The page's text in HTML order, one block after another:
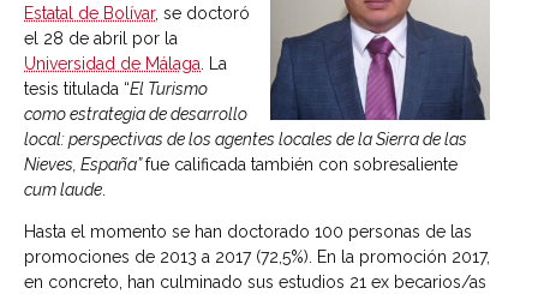
Estatal de Bolívar, se doctoró
el 28 de abril por la
Universidad de Málaga . La
tesis titulada “El Turismo
como estrategia de desarrollo
local: perspectivas de los agentes locales de la Sierra de las
Nieves, España”fue calificada también con sobresaliente
cum laude
Hasta el momento se han doctorado 100 personas de las
promociones de 2013 a 2017 (72,5%). En la promoción 2017,
en concreto, han culminado sus estudios 21 ex becarios/as